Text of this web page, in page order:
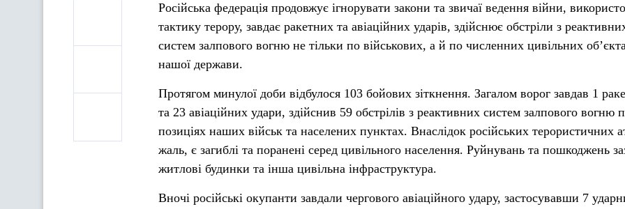
Російська федерація продовжує ігнорувати закони та звичаї ведення війни,
тактику терору, завдає ракетних та авіаційних ударів, здійснює обстріли з
систем залпового вогню не тільки по військових, а й по численних цивільних
нашої держави.
Протягом минулої доби відбулося 103 бойових зіткнення. Загалом ворог завдав 1
та 23 авіаційних удари, здійснив 59 обстрілів з реактивних систем залпового вогню
позиціях наших військ та населених пунктах. Внаслідок російських терористичних
жаль, є загиблі та поранені серед цивільного населення. Руйнувань та пошкоджень
житлові будинки та інша цивільна інфраструктура.
Вночі російські окупанти завдали чергового авіаційного удару, застосувавши 7